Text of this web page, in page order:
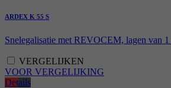
ARDEX K 55 S
Snelegalisatie met REVOCEM, lagen van
VERGELIJKEN
VOOR VERGELIJKING
Details